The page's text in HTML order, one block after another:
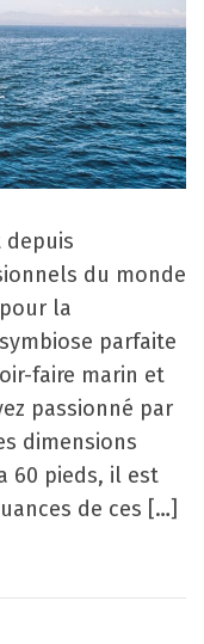
depuis
du monde
la
parfaite
faire marin et
passionné par
dimensions
60 pieds, il est
de ces […]